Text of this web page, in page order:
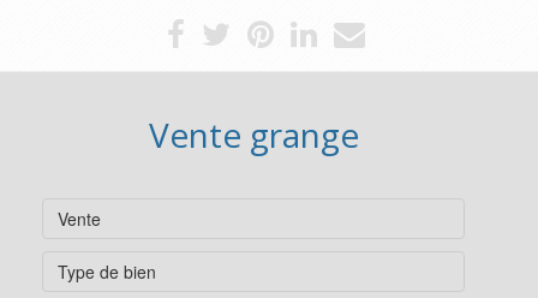
Vente grange
Vente
Type de bien